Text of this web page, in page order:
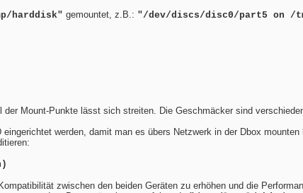
harddisk" gemountet, z.B.: "/dev/discs/disc0/part5 on /
der Mount-Punkte lässt sich streiten. Die Geschmäcker sind
werden, damit man es übers Netzwerk in der Dbox mounten
zwischen den beiden Geräten zu erhöhen und die